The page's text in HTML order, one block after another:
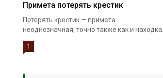
Примета потерять крестик
Потерять крестик — примета
неоднозначная, точно также как и находка...
1